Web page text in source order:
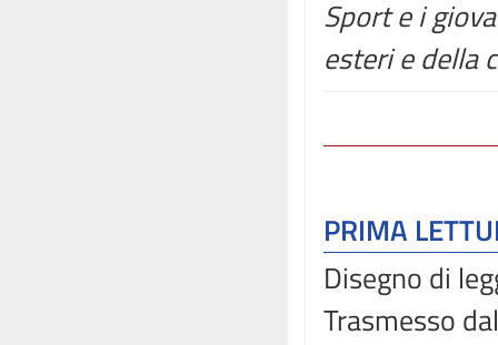
Sport e i
esteri e della
PRIMA
Disegno di
Trasmesso